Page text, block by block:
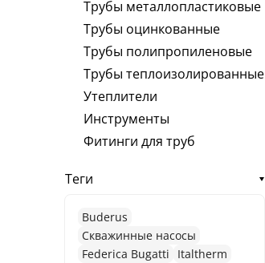
Трубы металлопластиковые
Трубы оцинкованные
Трубы полипропиленовые
Трубы теплоизолированные
Утеплители
Инструменты
Фитинги для труб
Теги
Buderus
Cкважинные насосы
Federica Bugatti
Italtherm